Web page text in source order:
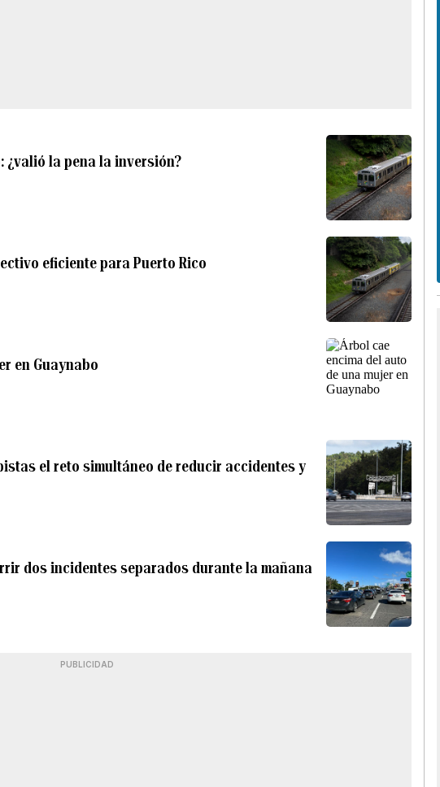
¿valió la pena la inversión?
eficiente para Puerto Rico
en Guaynabo
el reto simultáneo de reducir accidentes y
dos incidentes separados durante la mañana
PUBLICIDAD